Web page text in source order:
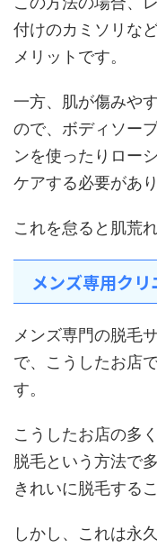
付けのカミソリな
メリットです。
一方、肌が傷みや
ので、ボディソー
ンを使ったりロー
ケアする必要があり
これを怠ると肌荒
メンズ専用ク
メンズ専門の脱毛
で、こうしたお店
す。
こうしたお店の多
脱毛という方法で
きれいに脱毛する
しかし、これは永